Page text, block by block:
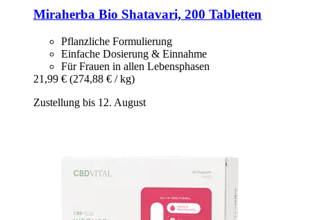
Miraherba Bio Shatavari, 200 Tabletten
Pflanzliche Formulierung
Einfache Dosierung & Einnahme
Für Frauen in allen Lebensphasen
21,99 € (274,88 € / kg)
Zustellung bis 12. August